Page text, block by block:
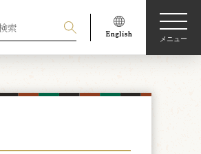
メニュー